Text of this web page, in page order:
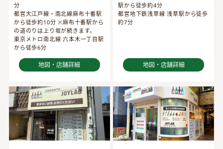
分
都営大江戸線・南北線麻布十番駅
から徒歩約10分 ※麻布十番駅から
の道のりは上り坂が続きます。
東京メトロ南北線 六本木一丁目駅
から徒歩6分
地図・店舗詳細
駅から徒歩約4分
都営地下鉄浅草線 浅草駅から徒歩
約7分
地図・店舗詳細